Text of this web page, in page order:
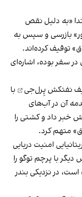
«به دلیل نقص
بازرسی و سپس به
توقیف کرده‌اند.
سفر بوده، اشاره‌ای
نفتکش پِرل‌جی
با
آفریقایی توگو و بازداشت ۹ خدمه آن در آب‌های
خبر داد و کشتی را
تیر، شرکت بریتانیایی امنیت دریایی
با پرچم توگو را
در نزدیکی بندر